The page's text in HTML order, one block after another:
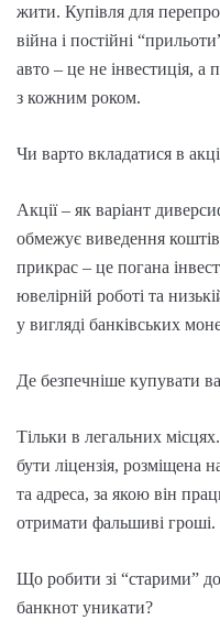
жити. Купівля для
війна і постійні
авто – це не інвестиція,
з кожним роком.
Чи варто вкладатися в
Акції – як варіант
обмежує виведення
прикрас – це погана
ювелірній роботі та
у вигляді банківських
Де безпечніше купувати
Тільки в легальних
бути ліцензія, розміщена
та адреса, за якою він
отримати фальшиві гроші.
Що робити зі “старими”
банкнот уникати?